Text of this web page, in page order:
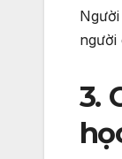
người
3.